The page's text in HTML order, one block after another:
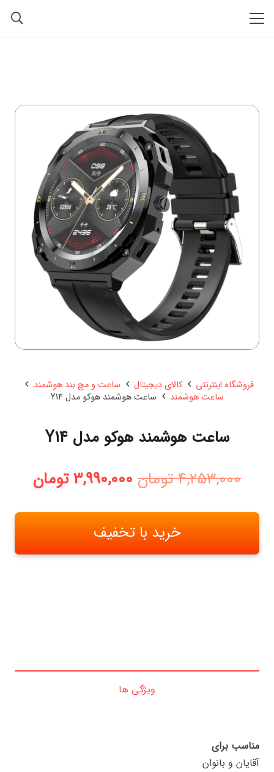
فروشگاه اینترنتی کالای دیجیتال
ساعت و مچ بند هوشمند
ساعت هوشمند
ساعت هوشمند هوکو مدل Y14
ساعت هوشمند هوکو مدل Y14
4,253,000 تومان قیمت
4,253,000 تومان
بود.
3,990,000 تومان
خرید با تخفیف
ویژگی ها
مناسب برای
آقایان و بانوان